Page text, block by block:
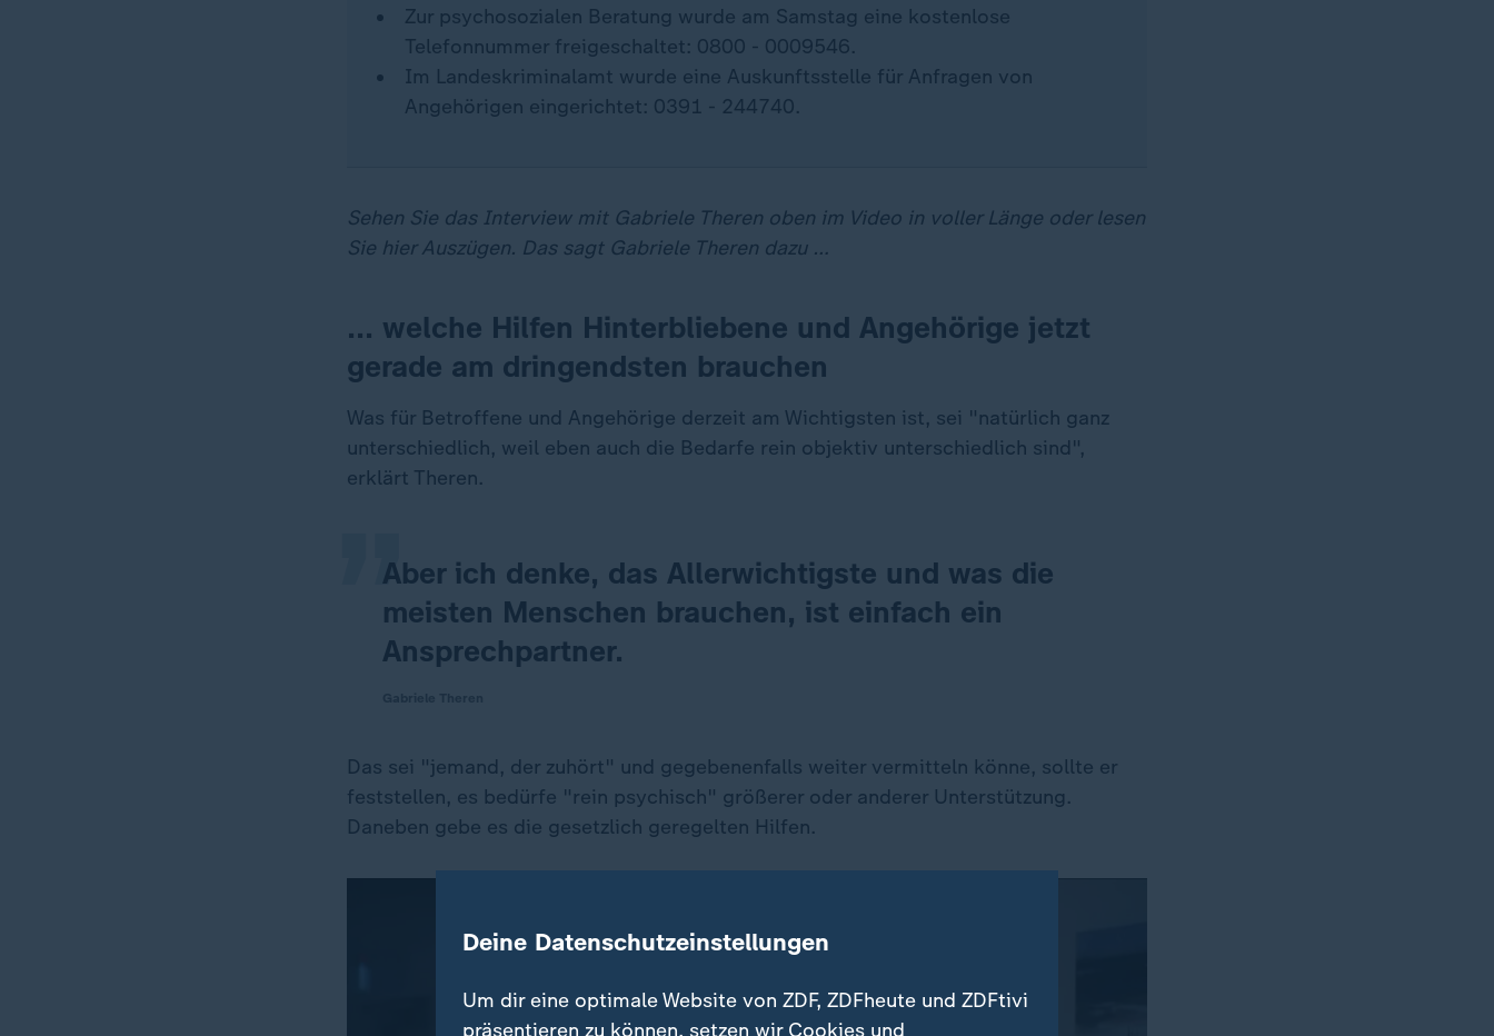
Zur psychosozialen Beratung wurde am Samstag eine kostenlose
Telefonnummer freigeschaltet: 0800 - 0009546.
Im Landeskriminalamt wurde eine Auskunftsstelle für Anfragen von
Angehörigen eingerichtet: 0391 - 244740.
Sehen Sie das Interview mit Gabriele Theren oben im Video in voller Länge oder lesen
Sie hier Auszügen. Das sagt Gabriele Theren dazu …
... welche Hilfen Hinterbliebene und Angehörige jetzt
gerade am dringendsten brauchen
Was für Betroffene und Angehörige derzeit am Wichtigsten ist, sei "natürlich ganz
unterschiedlich, weil eben auch die Bedarfe rein objektiv unterschiedlich sind",
erklärt Theren.
Aber ich denke, das Allerwichtigste und was die
meisten Menschen brauchen, ist einfach ein
Ansprechpartner.
„
Das sei "jemand, der zuhört" und gegebenenfalls weiter vermitteln könne, sollte er
feststellen, es bedürfe "rein psychisch" größerer oder anderer Unterstützung.
Daneben gebe es die gesetzlich geregelten Hilfen.
Deine Datenschutzeinstellungen
Um dir eine optimale Website von ZDF, ZDFheute und ZDFtivi
präsentieren zu können, setzen wir Cookies und